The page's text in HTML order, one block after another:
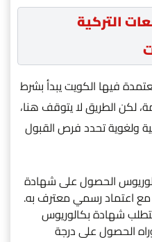
التركية
فيها الكويت يبدأ بشرط
لكن الطريق لا يتوقف هنا،
ولغوية تحدد فرص القبول
الحصول على شهادة
مع اعتماد رسمي معترف به.
شهادة بكالوريوس
الحصول على درجة